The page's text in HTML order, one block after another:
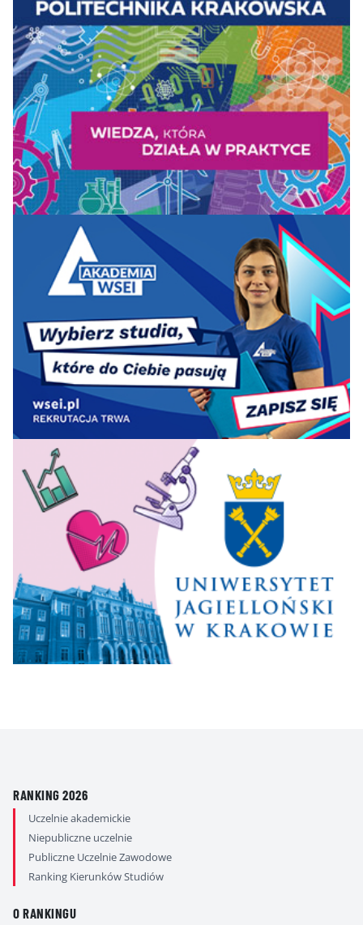
RANKING 2026
Uczelnie akademickie
Niepubliczne uczelnie
Publiczne Uczelnie Zawodowe
Ranking Kierunków Studiów
O RANKINGU